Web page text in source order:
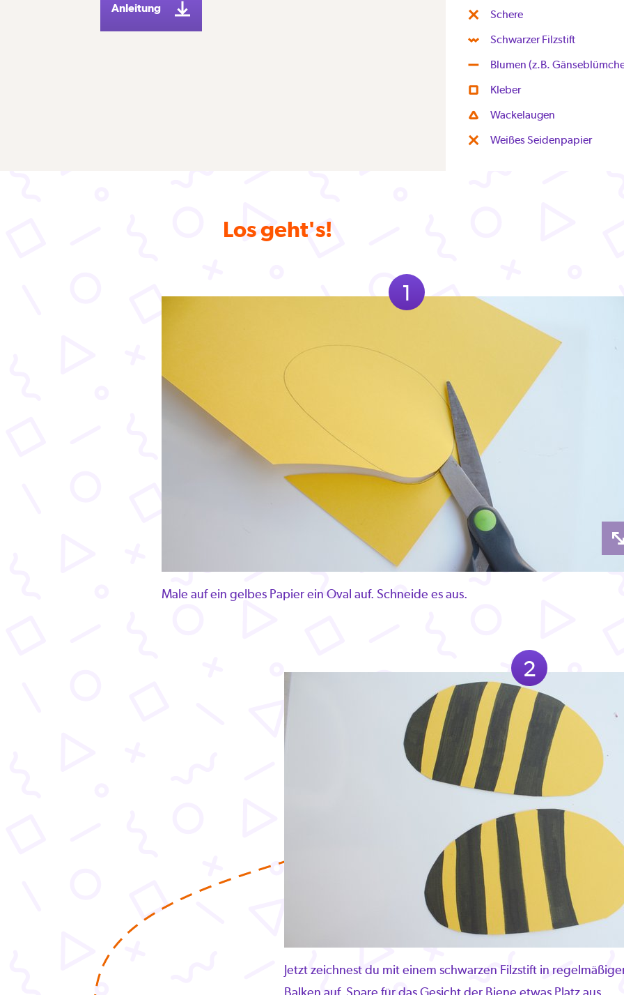
Schere
Schwarzer Filzstift
Blumen (z.B.
Kleber
Wackelaugen
Weißes Seidenpapier
Anleitung
Los geht's!
1
Male auf ein gelbes Papier ein Oval auf. Schneide es aus.
2
Jetzt zeichnest du mit einem schwarzen Filzstift in
Balken auf. Spare für das Gesicht der Biene etwas Platz aus.